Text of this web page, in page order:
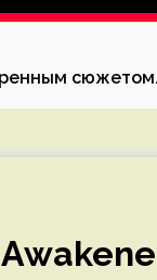
сюжетом.